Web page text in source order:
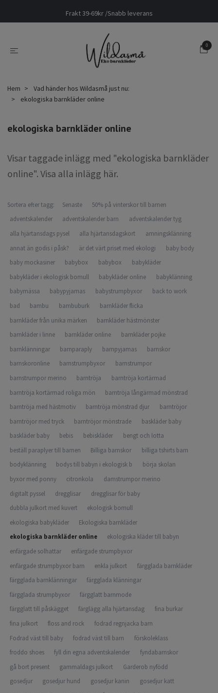
Frakt 39-69kr /Snabb leverans
0
Hem
Vad händer hos Wildasmå just nu:
ekologiska barnkläder online
ekologiska barnkläder online
Visar taggade inlägg med "ekologiska barnkläder
online". Visa alla inlägg här.
Sortera efter tagg: Senaste
50% på vinterskor till barnen
adventskalender
adventskalender barn
adventskalender tyg
alla hjärtansdags pysel
alla hjärtansdagskort
amningsklänning
annat än godis i påsk?
är det värt priset med ekologi
baby body
baby mockasiner
babybox babybox
babykläder
babykläder i ekologisk bomull
babykläder online
babyklänning
babymässa
babypyjamas babystrumpbyxor
back to work
bad
bambu bambuburk
barnkläder flicka
barnkläder från unika märken
barnkläder hästmönster
barnkläder i linne
barnkläder online
barnkläder pojke
barnklänningar
barnparaply barnpyjamas
barnskor
barnskoronline
barnstrumpbyxor
barnstrumpor
barnstrumpor merino
barntröja
barntröja kortärmad
barntröja kortärmad roliga mön
barntröja långärmad mönstrad
barntröja med hästmotiv
barntröja mönstrad djur
barntröjor
barntröjor med tryck
barntröjor mönstrade
baskläder baby
baskläder baby
bebis bebiskläder
bengt och lotta
beställ paraplyer till barnen
Billiga barnskor
billiga tshirts barn
bodyklänning
bodys till babyn i ekologisk b
börja skolan
byxor med ponny
citronkola
damstrumpor merino
digitalt pyssel
dregglisar
dregglisar för baby
dubbla julkort med kuvert
ekologisk bomull
ekologiska babykläder
Ekologiska barnkläder
ekologiska barnkläder online
ekologiska kläder till babyn
enfärgade solhattar
enfärgade strumpbyxor
enfärgade strumpbyxor barn
enkla julkort
färgglada barnkläder
färgglada barnklänningar
färgglada klänningar
färgglada strumpbyxor
färgglatt barnmode
färgglatt till påskägget
färglägg alla hjärtansdag
fina burkar
fina julkort
floss and rock
fodrad regnjacka barn
Fodrad väst till baby
fodrad väst till barn
förskoleklass
froddo shoes
fyll din egna adventskalender
fyndabarnskor
gå bort present
gammaldags julkort
Garderob nyfödd
gosedjur
gosedjur hund gosedjur kanin
gosedjur katt